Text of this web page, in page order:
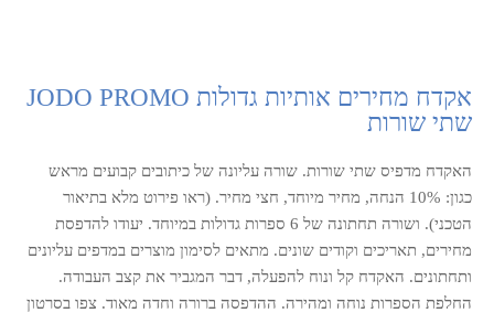
אקדח מחירים אותיות גדולות JODO PROMO
שתי שורות
האקדח מדפיס שתי שורות. שורה עליונה של כיתובים קבועים מראש
כגון: 10% הנחה, מחיר מיוחד, חצי מחיר. (ראו פירוט מלא בתיאור
הטכני). ושורה תחתונה של 6 ספרות גדולות במיוחד. יעודו להדפסת
מחירים, תאריכים וקודים שונים. מתאים לסימון מוצרים במדפים עליונים
ותחתונים. האקדח קל ונוח להפעלה, דבר המגביר את קצב העבודה.
החלפת הספרות נוחה ומהירה. ההדפסה ברורה וחדה מאוד. צפו בסרטון